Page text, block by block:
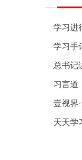
壹视界
天天学